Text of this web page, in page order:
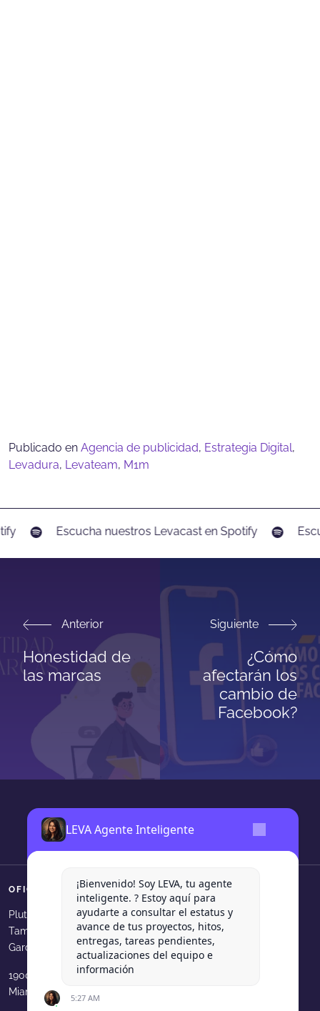
LEVA Agente Inteligente
¡Bienvenido! Soy LEVA, tu agente
inteligente. ? Estoy aquí para
ayudarte a consultar el estatus y
avance de tus proyectos, hitos,
entregas, tareas pendientes,
actualizaciones del equipo e
información
5:27 AM
Publicado en Agencia de publicidad, Estrategia Digital,
Levadura, Levateam, M1m
Escucha nuestros Levacast en Spotify
Anterior
Honestidad de
las marcas
Siguiente
¿Cómo
afectarán los
cambio de
Facebook?
OFICINAS
Plutarco Elias Calles 540, Col.
Tampiquito, San Pedro Garza
García, N.L.
1900 N Bayshore Dr. 33231
Miami, FL, USA
SÍGUENOS
Levadura Agencia en
Levadura Agencia en
Levadura Agencia
Levadura Agencia en youtube
Levadura Agencia en